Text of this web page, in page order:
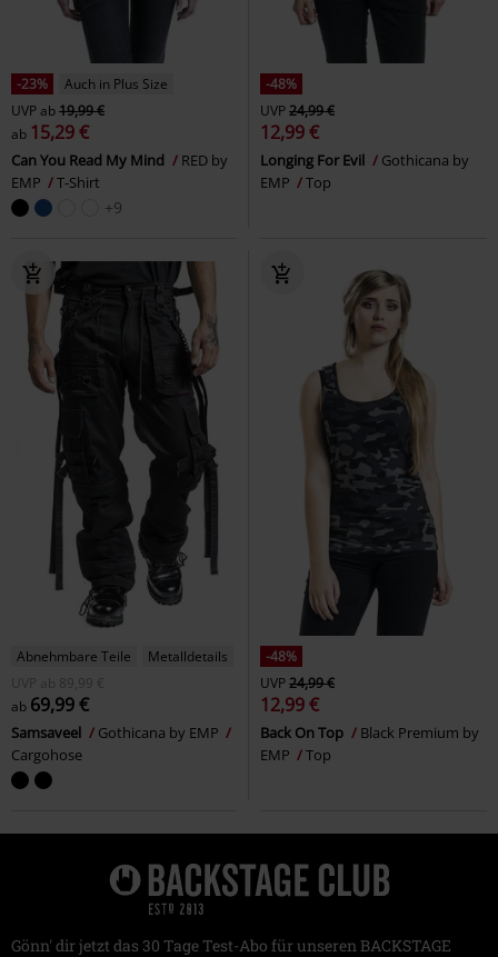
-23%
Auch in Plus Size
UVPab19,99 €
ab 15,29 €
Can You Read My Mind
RED by
EMP
T-Shirt
+9
-48%
UVP24,99 €
12,99 €
Longing For Evil
Gothicana by
EMP
Top
Abnehmbare Teile
Metalldetails
UVP
ab 89,99 €
ab 69,99 €
Samsaveel
Gothicana by EMP
Cargohose
-48%
UVP24,99 €
12,99 €
Back On Top
Black Premium by
EMP
Top
Gönn' dir jetzt das 30 Tage Test-Abo für unseren BACKSTAGE